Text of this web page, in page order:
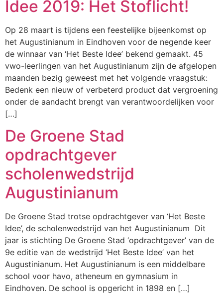
Idee 2019: Het Stoflicht!
Op 28 maart is tijdens een feestelijke bijeenkomst op
het Augustinianum in Eindhoven voor de negende keer
de winnaar van ‘Het Beste Idee’ bekend gemaakt. 45
vwo-leerlingen van het Augustinianum zijn de afgelopen
maanden bezig geweest met het volgende vraagstuk:
Bedenk een nieuw of verbeterd product dat vergroening
onder de aandacht brengt van verantwoordelijken voor
[…]
De Groene Stad
opdrachtgever
scholenwedstrijd
Augustinianum
De Groene Stad trotse opdrachtgever van ‘Het Beste
Idee’, de scholenwedstrijd van het Augustinianum Dit
jaar is stichting De Groene Stad ‘opdrachtgever’ van de
9e editie van de wedstrijd ‘Het Beste Idee’ van het
Augustinianum. Het Augustinianum is een middelbare
school voor havo, atheneum en gymnasium in
Eindhoven. De school is opgericht in 1898 en […]